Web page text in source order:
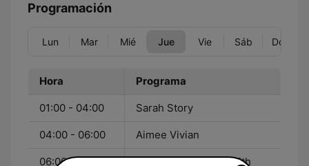
Programación
Lun Mar Mié Jue Vie Sáb Dom
Hora Programa
01:00 - 04:00 Sarah Story
04:00 - 06:00 Aimee Vivian
06:00 - 10:00
Capital Breakfast - With